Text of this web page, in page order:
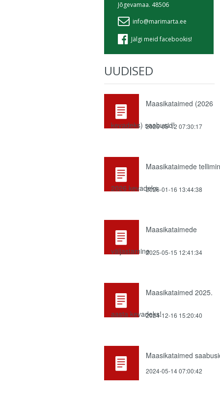
Jõgevamaa. 48506
info@marimarta.ee
Jälgi meid facebookis!
UUDISED
Maasikataimed (2026
kevadeks) saabusid!2026-05-12 07:30:17
Maasikataimede
2026 kevadeks2026-01-16 13:44:38
Maasikataimede
väljastamine2025-05-15 12:41:34
Maasikataimed 2025.
aasta kevadeks!2024-12-16 15:20:40
Maasikataimed
2024-05-14 07:00:42